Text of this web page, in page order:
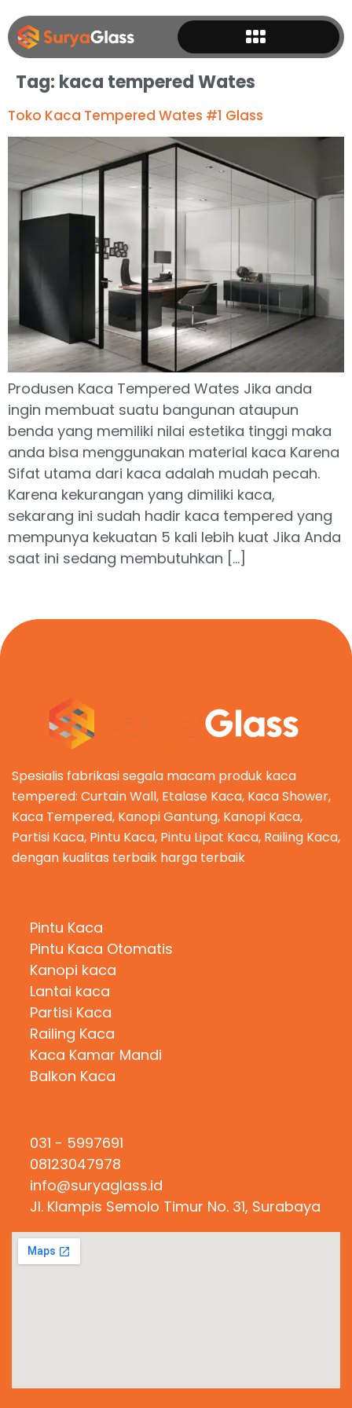
Tag: kaca tempered Wates
Toko Kaca Tempered Wates #1 Glass
Produsen Kaca Tempered Wates Jika anda
ingin membuat suatu bangunan ataupun
benda yang memiliki nilai estetika tinggi maka
anda bisa menggunakan material kaca Karena
Sifat utama dari kaca adalah mudah pecah.
Karena kekurangan yang dimiliki kaca,
sekarang ini sudah hadir kaca tempered yang
mempunya kekuatan 5 kali lebih kuat Jika Anda
saat ini sedang membutuhkan […]
Spesialis fabrikasi segala macam produk kaca
tempered: Curtain Wall, Etalase Kaca, Kaca Shower,
Kaca Tempered, Kanopi Gantung, Kanopi Kaca,
Partisi Kaca, Pintu Kaca, Pintu Lipat Kaca, Railing Kaca,
dengan kualitas terbaik harga terbaik
Pintu Kaca
Pintu Kaca Otomatis
Kanopi kaca
Lantai kaca
Partisi Kaca
Railing Kaca
Kaca Kamar Mandi
Balkon Kaca
031 - 5997691
08123047978
info@suryaglass.id
Jl. Klampis Semolo Timur No. 31, Surabaya